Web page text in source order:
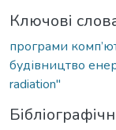
Ключові
програми
будівництво
radiation"